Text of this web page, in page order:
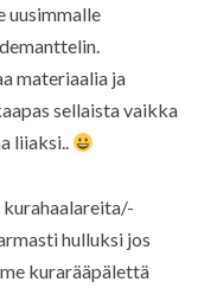
uusimmalle
materiaalia ja
sellaista vaikka
liiaksi..
kurahaalareita/-
hulluksi jos
kurarääpälettä